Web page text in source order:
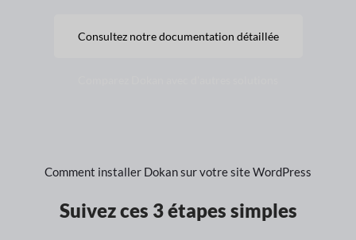
Consultez notre documentation détaillée
Comment installer Dokan sur votre site WordPress
Suivez ces 3 étapes simples